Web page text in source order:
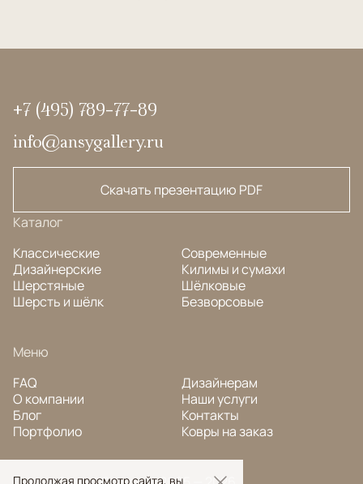
+7 (495) 789-77-89
info@ansygallery.ru
Скачать презентацию PDF
Каталог
Классические
Дизайнерские
Шерстяные
Шерсть и шёлк
Современные
Килимы и сумахи
Шёлковые
Безворсовые
Меню
FAQ
О компании
Блог
Портфолио
Дизайнерам
Наши услуги
Контакты
Ковры на заказ
Продолжая просмотр сайта, вы